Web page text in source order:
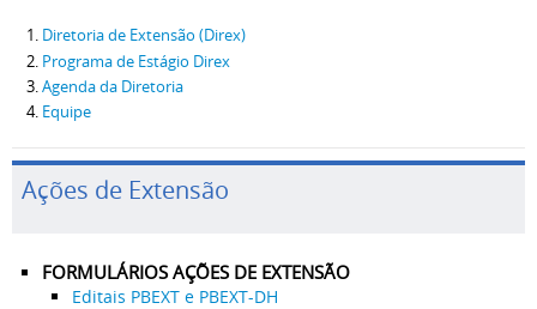
Diretoria de Extensão (Direx)
Programa de Estágio Direx
Agenda da Diretoria
Equipe
Ações de Extensão
FORMULÁRIOS AÇÕES DE EXTENSÃO
Editais PBEXT e PBEXT-DH